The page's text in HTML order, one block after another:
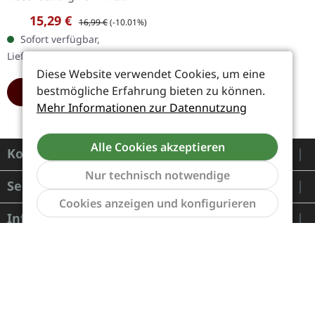
Insideout-Druck und
gefaltetem Mini-Poster
mit Texten. King Dude
kehrt mit dem…
Verkaufspreis:
15,29 € Regulärer Preis:
16,99 €(-10.01%)
Sofort verfügbar,
Lieferzeit: 1-2 Werktage
HINZUFÜGEN
Kontakt
Service
Informationen
Diese Website verwendet Cookies, um eine
bestmögliche Erfahrung bieten zu können.
Mehr Informationen zur Datennutzung
Alle Cookies akzeptieren
Nur technisch notwendige
Cookies anzeigen und konfigurieren